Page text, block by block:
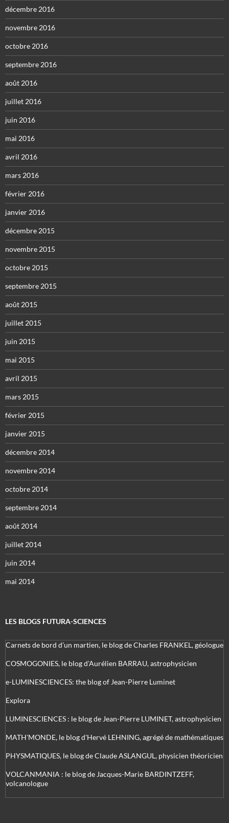
décembre 2016
novembre 2016
octobre 2016
septembre 2016
août 2016
juillet 2016
juin 2016
mai 2016
avril 2016
mars 2016
février 2016
janvier 2016
décembre 2015
novembre 2015
octobre 2015
septembre 2015
août 2015
juillet 2015
juin 2015
mai 2015
avril 2015
mars 2015
février 2015
janvier 2015
décembre 2014
novembre 2014
octobre 2014
septembre 2014
août 2014
juillet 2014
juin 2014
mai 2014
LES BLOGS FUTURA-SCIENCES
Carnets de bord d’un martien, le blog de Charles FRANKEL, géologue
COSMOGONIES, le blog d'Aurélien BARRAU, astrophysicien
e-LUMINESCIENCES: the blog of Jean-Pierre Luminet
Explora
LUMINESCIENCES : le blog de Jean-Pierre LUMINET, astrophysicien
MATH'MONDE, le blog d'Hervé LEHNING, agrégé de mathématiques
PHYSMATIQUES, le blog de Claude ASLANGUL, physicien théoricien
VOLCANMANIA : le blog de Jacques-Marie BARDINTZEFF,
volcanologue